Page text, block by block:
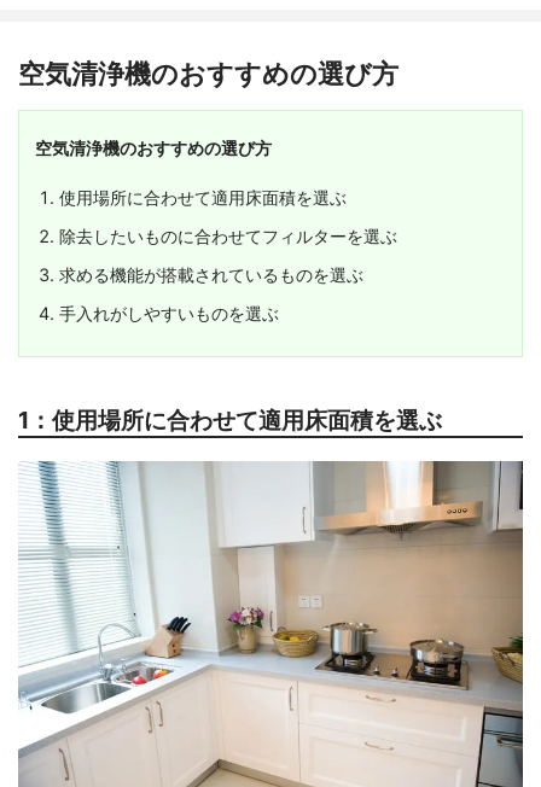
空気清浄機のおすすめの選び方
空気清浄機のおすすめの選び方
使用場所に合わせて適用床面積を選ぶ
除去したいものに合わせてフィルターを選ぶ
求める機能が搭載されているものを選ぶ
手入れがしやすいものを選ぶ
1：使用場所に合わせて適用床面積を選ぶ